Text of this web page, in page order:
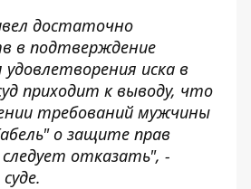
достаточно
в подтверждение
удовлетворения иска в
приходит к выводу, что
требований мужчины
о защите прав
отказать", -